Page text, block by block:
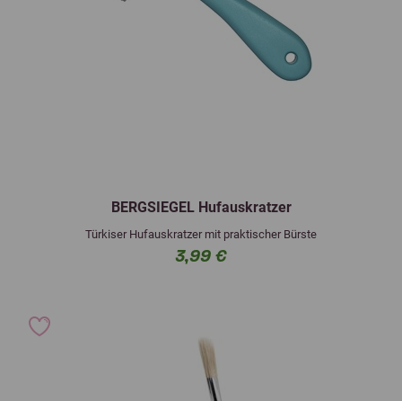
BERGSIEGEL Hufauskratzer
Türkiser Hufauskratzer mit praktischer Bürste
3,99 €